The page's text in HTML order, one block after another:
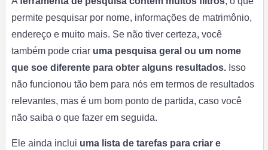
permite pesquisar por nome, informações de matrimônio,
endereço e muito mais. Se não tiver certeza, você
também pode criar uma pesquisa geral ou um nome
que soe diferente para obter alguns resultados.Isso
não funcionou tão bem para nós em termos de resultados
relevantes, mas é um bom ponto de partida, caso você
não saiba o que fazer em seguida.
Ele ainda inclui uma lista de tarefas para criar e